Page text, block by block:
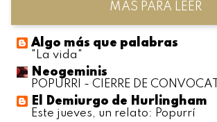
MÁS PARA LEER
Algo más que palabras
"La vida"
Neogeminis
POPURRI - CIERRE DE
El Demiurgo de Hurlingham
Este jueves, un relato: Popurrí